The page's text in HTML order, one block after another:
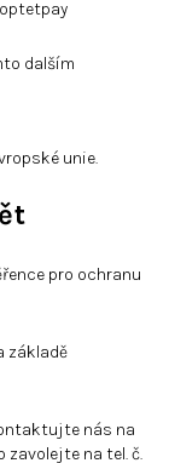
dalším
unie.
pro ochranu
základě
nás na
zavolejte na tel. č.